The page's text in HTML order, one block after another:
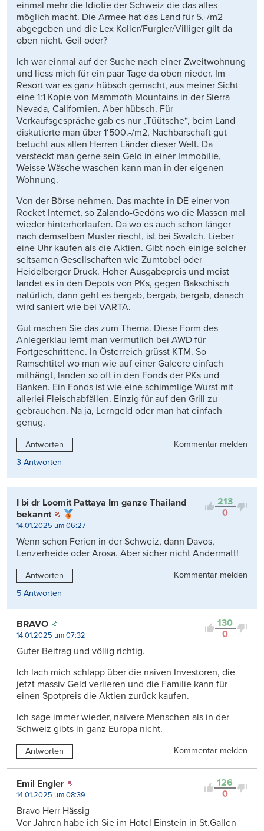
einmal mehr die Idiotie der Schweiz die das alles
möglich macht. Die Armee hat das Land für 5.-/m2
abgegeben und die Lex Koller/Furgler/Villiger gilt da
oben nicht. Geil oder?
Ich war einmal auf der Suche nach einer Zweitwohnung
und liess mich für ein paar Tage da oben nieder. Im
Resort war es ganz hübsch gemacht, aus meiner Sicht
eine 1:1 Kopie von Mammoth Mountains in der Sierra
Nevada, Californien. Aber hübsch. Für
Verkaufsgespräche gab es nur „Tüütsche“, beim Land
diskutierte man über 1‘500.-/m2, Nachbarschaft gut
betucht aus allen Herren Länder dieser Welt. Da
versteckt man gerne sein Geld in einer Immobilie,
Weisse Wäsche waschen kann man in der eigenen
Wohnung.
Von der Börse nehmen. Das machte in DE einer von
Rocket Internet, so Zalando-Gedöns wo die Massen mal
wieder hinterherlaufen. Da wo es auch schon länger
nach demselben Muster riecht, ist bei Swatch. Lieber
eine Uhr kaufen als die Aktien. Gibt noch einige solcher
seltsamen Gesellschaften wie Zumtobel oder
Heidelberger Druck. Hoher Ausgabepreis und meist
landet es in den Depots von PKs, gegen Bakschisch
natürlich, dann geht es bergab, bergab, bergab, danach
wird saniert wie bei VARTA.
Gut machen Sie das zum Thema. Diese Form des
Anlegerklau lernt man vermutlich bei AWD für
Fortgeschrittene. In Österreich grüsst KTM. So
Ramschtitel wo man wie auf einer Galeere einfach
mithängt, landen so oft in den Fonds der PKs und
Banken. Ein Fonds ist wie eine schimmlige Wurst mit
allerlei Fleischabfällen. Einzig für auf den Grill zu
gebrauchen. Na ja, Lerngeld oder man hat einfach
genug.
Antworten
Kommentar melden
3 Antworten
213
0
I bi dr Loomit Pattaya Im ganze Thailand
bekannt
14.01.2025 um 06:27
Wenn schon Ferien in der Schweiz, dann Davos,
Lenzerheide oder Arosa. Aber sicher nicht Andermatt!
Antworten
Kommentar melden
5 Antworten
130
0
BRAVO
14.01.2025 um 07:32
Guter Beitrag und völlig richtig.
Ich lach mich schlapp über die naiven Investoren, die
jetzt massiv Geld verlieren und die Familie kann für
einen Spotpreis die Aktien zurück kaufen.
Ich sage immer wieder, naivere Menschen als in der
Schweiz gibts in ganz Europa nicht.
Antworten Kommentar melden
126
0
Emil Engler
14.01.2025 um 08:39
Bravo Herr Hässig
Vor Jahren habe ich Sie im Hotel Einstein in St.Gallen